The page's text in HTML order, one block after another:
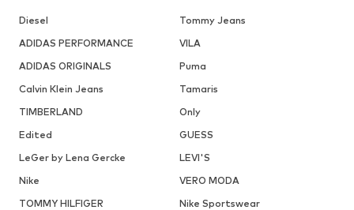
Diesel
Tommy Jeans
ADIDAS PERFORMANCE
VILA
ADIDAS ORIGINALS
Puma
Calvin Klein Jeans
Tamaris
TIMBERLAND
Only
Edited
GUESS
LeGer by Lena Gercke
LEVI'S
Nike
VERO MODA
TOMMY HILFIGER
Nike Sportswear